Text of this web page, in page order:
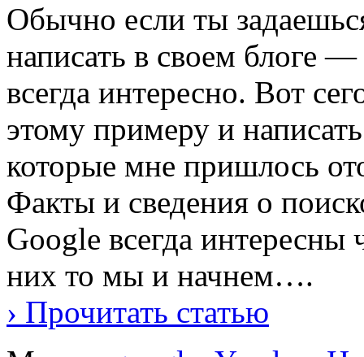
Обычно если ты
написать в своем блоге
всегда интересно. Вот
этому примеру и
которые мне пришлось
Факты и сведения о
Google всегда интересны
них то мы и начнем….
› Прочитать статью